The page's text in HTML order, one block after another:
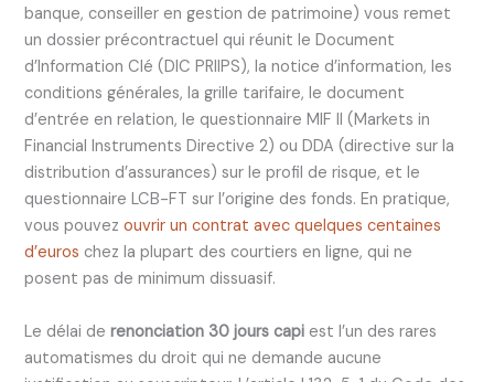
banque, conseiller en gestion de patrimoine) vous remet
un dossier précontractuel qui réunit le Document
d’Information Clé (DIC PRIIPS), la notice d’information, les
conditions générales, la grille tarifaire, le document
d’entrée en relation, le questionnaire MIF II (Markets in
Financial Instruments Directive 2) ou DDA (directive sur la
distribution d’assurances) sur le profil de risque, et le
questionnaire LCB-FT sur l’origine des fonds. En pratique,
vous pouvezouvrir un contrat avec quelques centaines
d’euros chez la plupart des courtiers en ligne, qui ne
posent pas de minimum dissuasif.
Le délai derenonciation 30 jours capi est l’un des rares
automatismes du droit qui ne demande aucune